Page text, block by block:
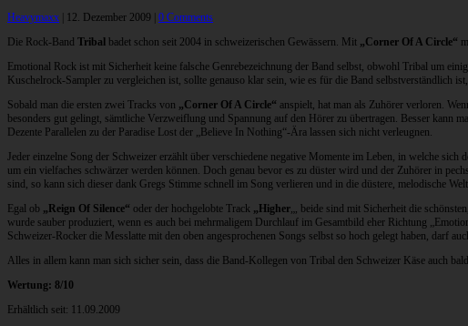
Heavymaxx 12. Dezember 2009
0 Comments
Die Rock-Band Tribal badet schon seit 2004 in schweizerischen Gewässern. Mit „Corner Of A Circle“
Emotional Rock ist mit Sicherheit keine falsche Genrebezeichnung der Band selbst, obwohl Tribal um
Kuschelrock-Sampler zu vergleichen ist, sollte genauso klar sein, wie es für die Band selbstverständlich
Sobald man die ersten zwei Tracks von „Corner Of A Circle“ anspielt, hat man als Zuhörer verloren.
besonders gut gelingt, sämtliche Verzweiflung und Spannung auf den Hörer zu übertragen. Besser kann
Dezente Parallelen zu der Paradise Lost der „Believe In Nothing“-Ära lassen sich nicht verleugnen.
Jeder einzelne Song der Schweizer erzählt über verschiedene negative Momente im Leben, in welche
um ein vielfaches schwärzer werden können. Doch genau bevor es zu düster wird und der Zuhörer in
sind, so kann sich dieser dank Gregs Stimme schnell im Song verlieren und in die düstere, melodische
Egal ob „Reign Of Silence“ oder der hochgelobte Track „Higher„, beide sind mit Sicherheit die
wurde sauber produziert, wenn es auch bei mehrmaligem Durchlauf im Gesamtbild eher Richtung
Schweizer-Rocker die Messlatte mit den oben angesprochenen Songs selbst so hoch gelegt haben, darf
Alles in allem kann man sich sicher sein, dass die Band-Kollegen von Tribal den Schweizer Käse auch
Wertung: 8/10
Erhältlich seit: 11.09.2009